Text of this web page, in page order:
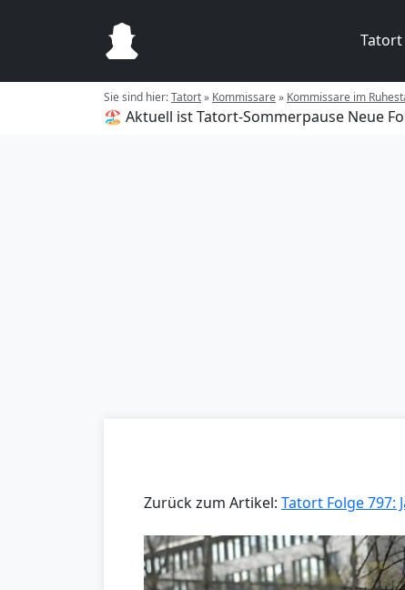
Sie sind hier:Tatort» Kommissare» Kommissare im
🏖️ Aktuell ist Tatort-Sommerpause Neue
Zurück zum Artikel: Tatort Folge 797: